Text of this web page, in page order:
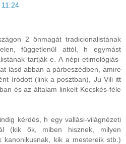
2 önmagát tradicionalistának
függetlenül attól, h egymást
tartják-e. A népi etimológiás-
lásd abban a párbeszédben, amire
íródott (link a posztban), Ju Vili itt
és az általam linkelt Kecskés-féle
kérdés, h egy vallási-világnézeti
(kik ők, miben hisznek, milyen
kanonikusnak, kik a mestereik stb.)